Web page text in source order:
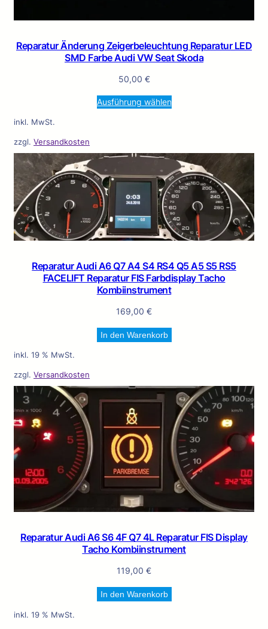
Reparatur Änderung Zeigerbeleuchtung Reparatur LED
SMD Farbe Audi VW Seat Skoda
50,00 €
Ausführung wählen
inkl. MwSt.
zzgl. Versandkosten
Reparatur Audi A6 Q7 A4 S4 RS4 Q5 A5 S5 RS5
FACELIFT Reparatur FIS Farbdisplay Tacho
Kombiinstrument
169,00 €
In den Warenkorb
inkl. 19 % MwSt.
zzgl. Versandkosten
Reparatur Audi A6 S6 4F Q7 4L Reparatur FIS Display
Tacho Kombiinstrument
119,00 €
In den Warenkorb
inkl. 19 % MwSt.